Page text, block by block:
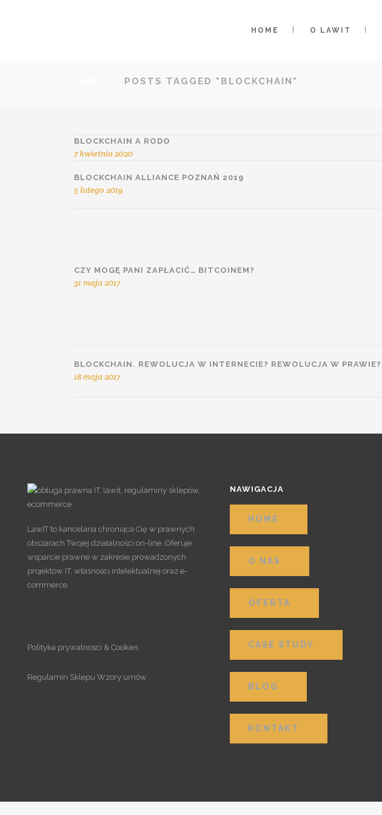
HOME O LAWIT
POSTS TAGGED "BLOCKCHAIN"
BLOCKCHAIN A RODO
7 kwietnia 2020
BLOCKCHAIN ALLIANCE POZNAŃ 2019
5 lutego 2019
CZY MOGĘ PANI ZAPŁACIĆ… BITCOINEM?
31 maja 2017
BLOCKCHAIN. REWOLUCJA W INTERNECIE? REWOLUCJA W PRAWIE?
18 maja 2017
LawIT to kancelaria chroniąca Cię w prawnych
obszarach Twojej działalności on-line. Oferuje
wsparcie prawne w zakresie prowadzonych
projektów IT, własności intelektualnej oraz e-
commerce.
Polityka prywatności & Cookies
Regulamin Sklepu Wzory umów
NAWIGACJA
HOME
O NAS
OFERTA
CASE STUDY
BLOG
KONTAKT